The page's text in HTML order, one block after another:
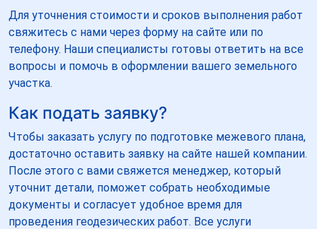
Для уточнения стоимости и сроков выполнения работ
свяжитесь с нами через форму на сайте или по
телефону. Наши специалисты готовы ответить на все
вопросы и помочь в оформлении вашего земельного
участка.
Как подать заявку?
Чтобы заказать услугу по подготовке межевого плана,
достаточно оставить заявку на сайте нашей компании.
После этого с вами свяжется менеджер, который
уточнит детали, поможет собрать необходимые
документы и согласует удобное время для
проведения геодезических работ. Все услуги